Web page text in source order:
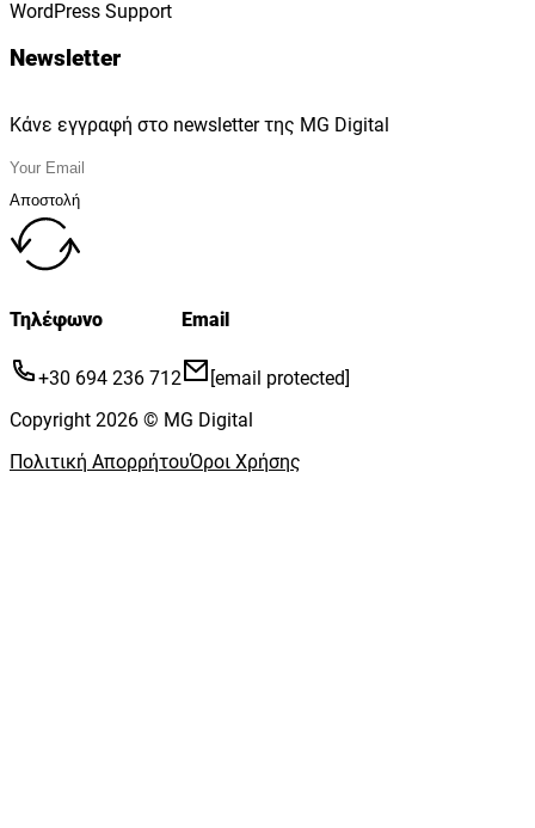
WordPress Support
Newsletter
Κάνε εγγραφή στο newsletter της MG Digital
Αποστολή
Τηλέφωνο
+30 694 236 712
Email
[email protected]
Copyright 2026 © MG Digital
Πολιτική ΑπορρήτουΌροι Χρήσης